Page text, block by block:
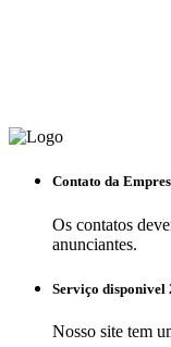
Contato da
Os contatos
anunciantes.
Serviço disponivel
Nosso site tem